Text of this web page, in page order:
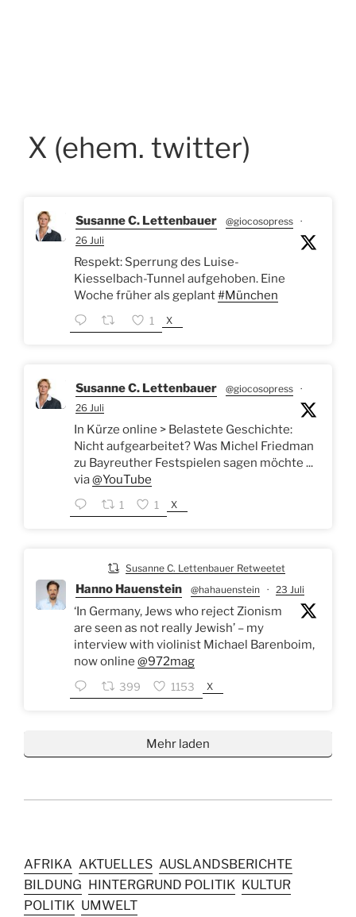
X (ehem. twitter)
Susanne C. Lettenbauer @giocosopress ·
26 Juli
Respekt: Sperrung des Luise-
Kiesselbach-Tunnel aufgehoben. Eine
Woche früher als geplant#München
1 X
Susanne C. Lettenbauer @giocosopress ·
26 Juli
In Kürze online > Belastete Geschichte:
Nicht aufgearbeitet? Was Michel Friedman
zu Bayreuther Festspielen sagen möchte ...
via@YouTube
1 1 X
Susanne C. Lettenbauer Retweetet
Hanno Hauenstein @hahauenstein · 23 Juli
‘In Germany, Jews who reject Zionism
are seen as not really Jewish’ – my
interview with violinist Michael Barenboim,
now online @972mag
399 1153 X
Mehr laden
AFRIKA AKTUELLES AUSLANDSBERICHTE
BILDUNG HINTERGRUND POLITIK KULTUR
POLITIK UMWELT